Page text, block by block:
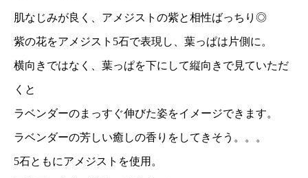
肌なじみが良く、アメジストの紫と相性ばっちり◎
紫の花をアメジスト5石で表現し、葉っぱは片側に。
横向きではなく、葉っぱを下にして縦向きで見ていただ
くと
ラベンダーのまっすぐ伸びた姿をイメージできます。
ラベンダーの芳しい癒しの香りをしてきそう。。。
5石ともにアメジストを使用。